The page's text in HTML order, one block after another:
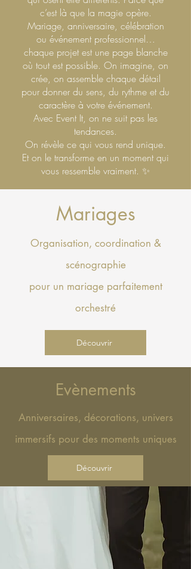
c’est là que la magie opère.
Mariage, anniversaire, célébration
ou événement professionnel…
chaque projet est une page blanche
où tout est possible. On imagine, on
crée, on assemble chaque détail
pour donner du sens, du rythme et du
caractère à votre événement.
Avec Event It, on ne suit pas les
tendances.
On révèle ce qui vous rend unique.
Et on le transforme en un moment qui
vous ressemble vraiment. ✨
Mariages
Organisation, coordination &
scénographie
pour un mariage parfaitement
orchestré
Découvrir
Evènements
Anniversaires, décorations, univers
immersifs pour des moments uniques
Découvrir